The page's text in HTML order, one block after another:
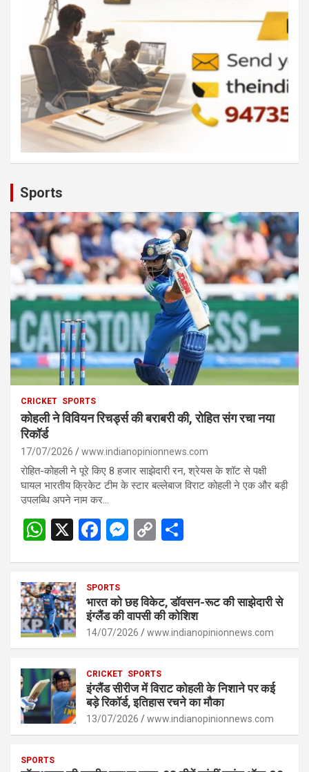
Sports
CRICKET SPORTS
कोहली ने विवियन रिचर्ड्स की बराबरी की, रोहित संग रचा नया
रिकॉर्ड
17/07/2026 www.indianopinionnews.com
रोहित-कोहली ने पूरे किए 8 हजार साझेदारी रन, श्रेयस के शॉट से पक्षी
घायल भारतीय क्रिकेट टीम के स्टार बल्लेबाज विराट कोहली ने एक और बड़ी
उपलब्धि अपने नाम कर…
W
s
A
p
p
X
F
b
o
o
M
n
g
er
C
Li
n
k
e
SPORTS
भारत को छह विकेट, डॉवसन-रूट की साझेदारी से
इंग्लैंड की वापसी की कोशिश
14/07/2026 www.indianopinionnews.com
CRICKET SPORTS
इंग्लैंड सीरीज में विराट कोहली के निशाने पर कई
बड़े रिकॉर्ड, इतिहास रचने का मौका
13/07/2026 www.indianopinionnews.com
SPORTS